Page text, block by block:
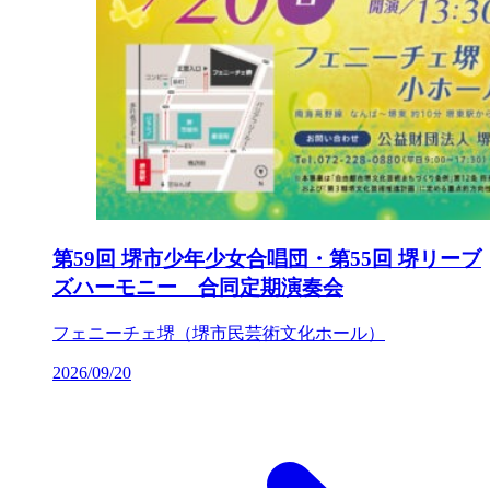
第59回 堺市少年少女合唱団・第55回 堺リーブ
ズハーモニー 合同定期演奏会
フェニーチェ堺（堺市民芸術文化ホール）
2026/09/20